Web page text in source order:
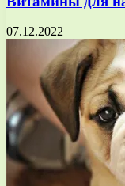
07.12.2022